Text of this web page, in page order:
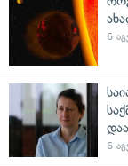
6
6